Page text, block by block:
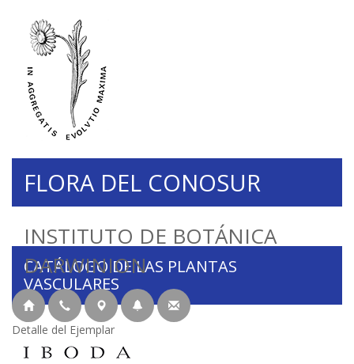
INSTITUTO DE BOTÁNICA
DARWINION
FLORA DEL CONOSUR
CATÁLOGO DE LAS PLANTAS
VASCULARES
Detalle del Ejemplar